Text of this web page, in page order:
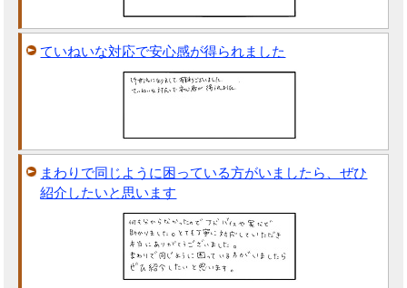
ていねいな対応で安心感が得られました
まわりで同じように困っている方がいましたら、ぜひ
紹介したいと思います